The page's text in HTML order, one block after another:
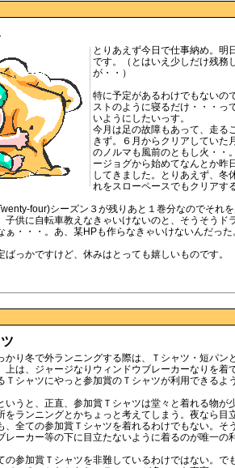
とりあえず今日で仕事納め。明
です。（とはいえ少しだけ残務
が・・）
特に予定があるわけでもないの
ストのように寝るだけ・・・っ
いようにしたいっす。
今月は足の故障もあって、走る
きず。６月からクリアしていた
のノルマも風前のともし火・・
ージョグから始めてなんとか昨
してきました。とりあえず、冬
れをスローペースでもクリアす
four)シーズン３が残りあと１巻分なのでそれを
子供に自転車教えなきゃいけないのと、そうそうド
ぁ・・・。あ、某HPも作らなきゃいけないんだった
ばっかですけど、休みはとっても嬉しいものです。
かり冬で外ランニングする際は、Ｔシャツ・短パン
上は、ジャージなりウィンドウブレーカーなりを着
Ｔシャツにやっと参加賞のＴシャツが利用できるよ
いうと、正直、参加賞Ｔシャツは堂々と着れる物が
をランニングとかちょっと考えてしまう。夜なら目
、全ての参加賞Ｔシャツを着れるわけでもない。そ
レーカー等の下に目立たないように着るのが唯一の
の参加賞Ｔシャツを非難しているわけではない。で